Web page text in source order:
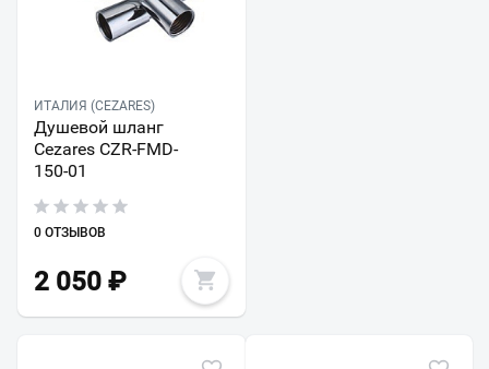
ИТАЛИЯ (CEZARES)
Душевой шланг
Cezares CZR-FMD-
150-01
0 ОТЗЫВОВ
2 050 ₽